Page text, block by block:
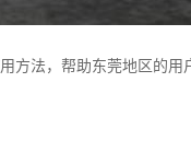
法，帮助东莞地区的用